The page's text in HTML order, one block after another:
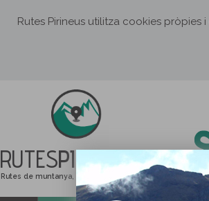
Rutes Pirineus utilitza cookies
RUTESPIRINEUS
Rutes de muntanya, senderisme i excursions